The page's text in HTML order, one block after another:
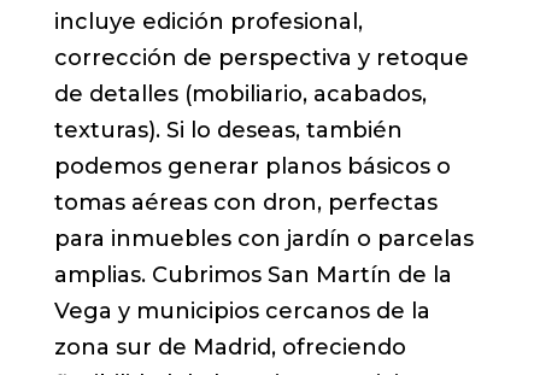
incluye edición profesional,
corrección de perspectiva y retoque
de detalles (mobiliario, acabados,
texturas). Si lo deseas, también
podemos generar planos básicos o
tomas aéreas con dron, perfectas
para inmuebles con jardín o parcelas
amplias. Cubrimos San Martín de la
Vega y municipios cercanos de la
zona sur de Madrid, ofreciendo